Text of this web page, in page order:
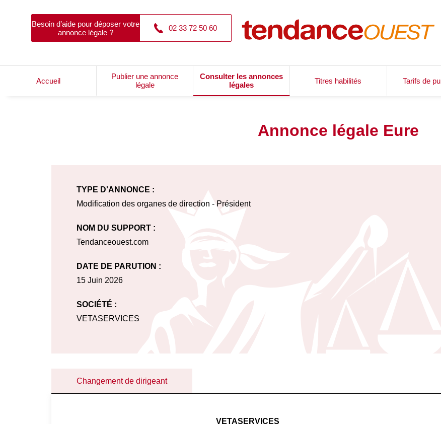
Besoin d’aide pour déposer votre
annonce légale ?
02 33 72 50 60
Accueil
Publier une annonce
légale
Consulter les annonces
légales
Titres habilités Tarifs de
Annonce légale Eure
TYPE D'ANNONCE :
Modification des organes de direction - Président
NOM DU SUPPORT :
Tendanceouest.com
DATE DE PARUTION :
15 Juin 2026
SOCIÉTÉ :
VETASERVICES
Changement de dirigeant
VETASERVICES